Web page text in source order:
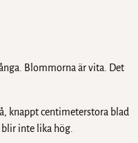
Blommorna är vita. Det
knappt centimeterstora blad
blir inte lika hög.